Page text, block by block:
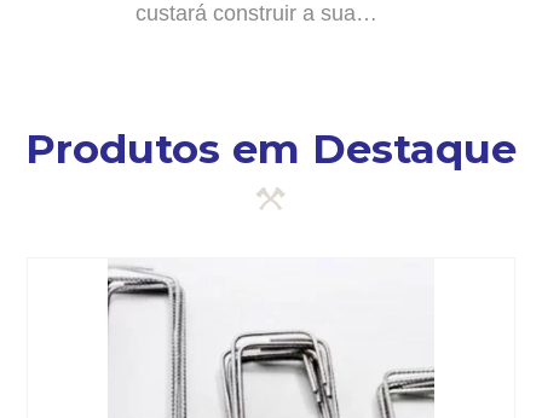
custará construir a sua…
Produtos em Destaque